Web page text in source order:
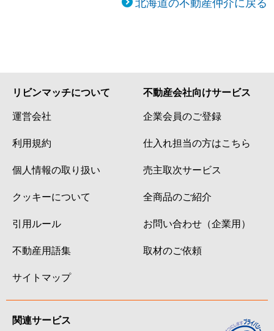
リビンマッチについて
運営会社
利用規約
個人情報の取り扱い
クッキーについて
引用ルール
不動産用語集
サイトマップ
不動産会社向けサービス
企業会員のご登録
仕入れ担当の方はこちら
売主取次サービス
全商品のご紹介
お問い合わせ（企業用）
取材のご依頼
関連サービス